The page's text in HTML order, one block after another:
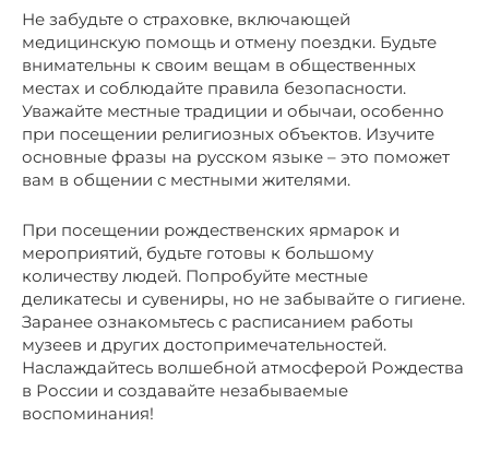
Не забудьте о страховке, включающей
медицинскую помощь и отмену поездки. Будьте
внимательны к своим вещам в общественных
местах и соблюдайте правила безопасности.
Уважайте местные традиции и обычаи, особенно
при посещении религиозных объектов. Изучите
основные фразы на русском языке – это поможет
вам в общении с местными жителями.
При посещении рождественских ярмарок и
мероприятий, будьте готовы к большому
количеству людей. Попробуйте местные
деликатесы и сувениры, но не забывайте о гигиене.
Заранее ознакомьтесь с расписанием работы
музеев и других достопримечательностей.
Наслаждайтесь волшебной атмосферой Рождества
в России и создавайте незабываемые
воспоминания!